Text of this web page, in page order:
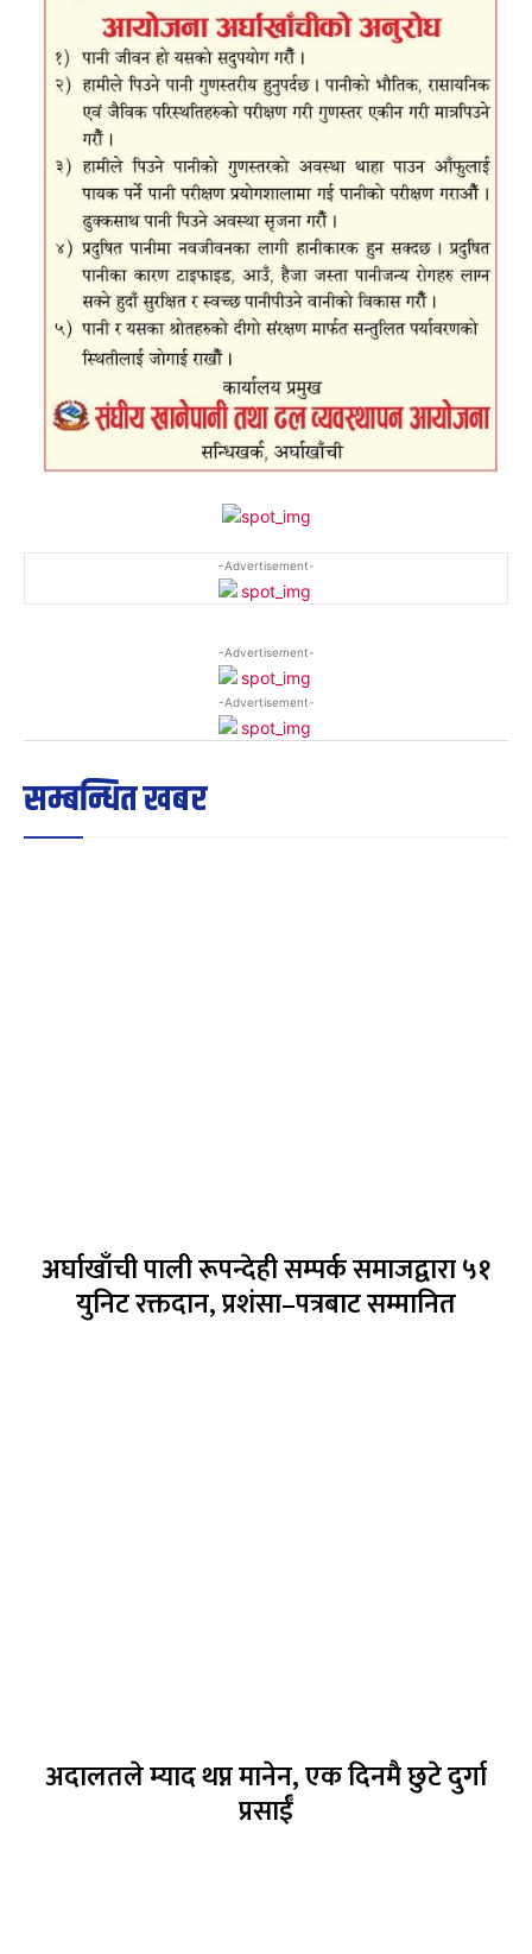
-Advertisement-
-Advertisement-
-Advertisement-
सम्बन्धित खबर
अर्घाखाँची पाली रूपन्देही सम्पर्क समाजद्वारा ५१
युनिट रक्तदान, प्रशंसा–पत्रबाट सम्मानित
अदालतले म्याद थप्न मानेन, एक दिनमै छुटे दुर्गा
प्रसाईँ